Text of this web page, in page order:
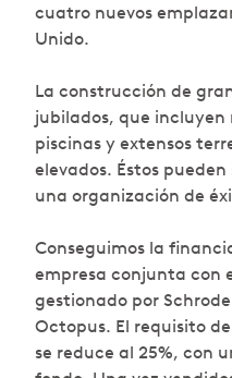
cuatro nuevos
Unido.
La construcción de
jubilados, que
piscinas y extensos
elevados. Éstos
una organización de
Conseguimos la
empresa conjunta con
gestionado por
Octopus. El requisito
se reduce al 25%, con